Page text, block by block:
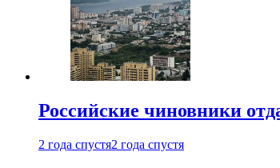
Российские чиновники
2 года спустя2 года спустя